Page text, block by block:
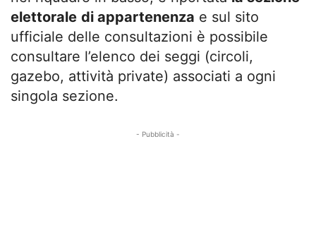
elettorale di appartenenza e sul sito
ufficiale delle consultazioni è possibile
consultare l’elenco dei seggi (circoli,
gazebo, attività private) associati a ogni
singola sezione.
- Pubblicità -